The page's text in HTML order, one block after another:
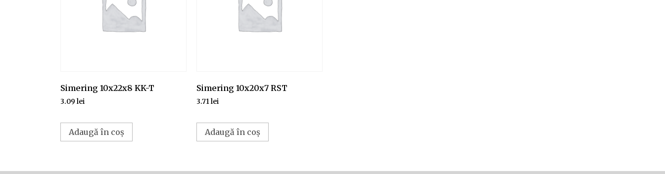
Simering 10x22x8 KK-T
3.09 lei
Adaugă în coș
Simering 10x20x7 RST
3.71lei
Adaugă în coș